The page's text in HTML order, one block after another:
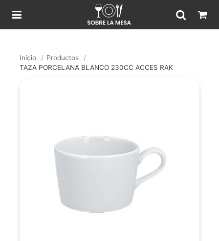
Inicio / Productos
/
TAZA PORCELANA BLANCO 230CC ACCES RAK